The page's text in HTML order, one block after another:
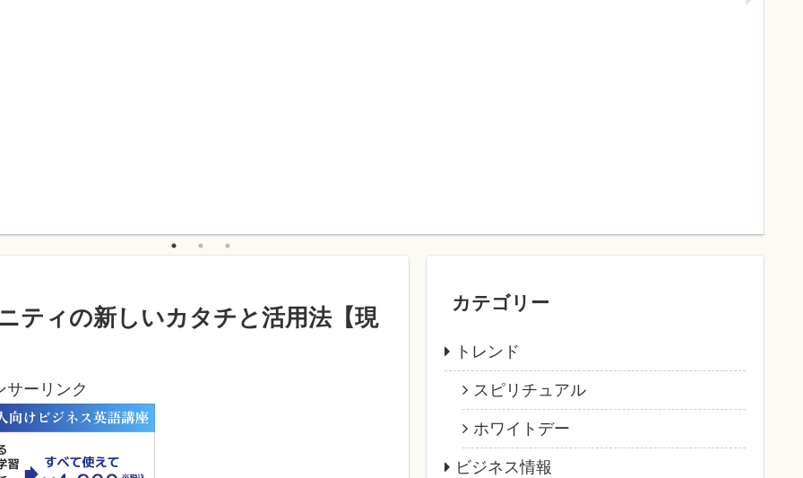
ティの新しいカタチと活用法【現
サーリンク
カテゴリー
トレンド
スピリチュアル
ホワイトデー
ビジネス情報